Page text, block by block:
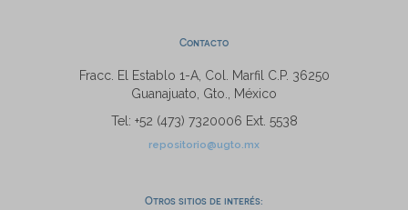
Contacto
Fracc. El Establo 1-A, Col. Marfil C.P. 36250
Guanajuato, Gto., México
Tel: +52 (473) 7320006 Ext. 5538
repositorio@ugto.mx
Otros sitios de interés: